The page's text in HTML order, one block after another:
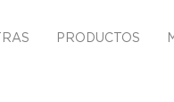
PRODUCTOS